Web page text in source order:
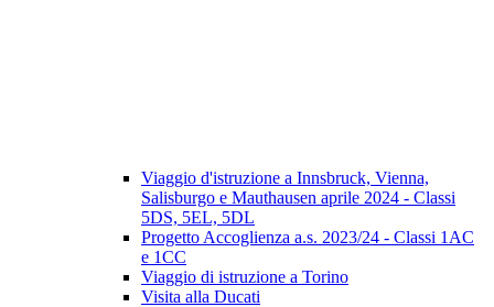
Viaggio d'istruzione a Innsbruck, Vienna,
Salisburgo e Mauthausen aprile 2024 - Classi
5DS, 5EL, 5DL
Progetto Accoglienza a.s. 2023/24 - Classi 1AC
e 1CC
Viaggio di istruzione a Torino
Visita alla Ducati